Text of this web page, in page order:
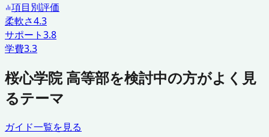
項目別評価
柔軟さ4.3
サポート3.8
学費3.3
桜心学院 高等部を検討中の方がよく見
るテーマ
ガイド一覧を見る